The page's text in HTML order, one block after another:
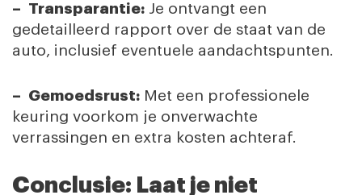
– Transparantie: Je ontvangt een
gedetailleerd rapport over de staat van de
auto, inclusief eventuele aandachtspunten.
– Gemoedsrust: Met een professionele
keuring voorkom je onverwachte
verrassingen en extra kosten achteraf.
Conclusie: Laat je niet